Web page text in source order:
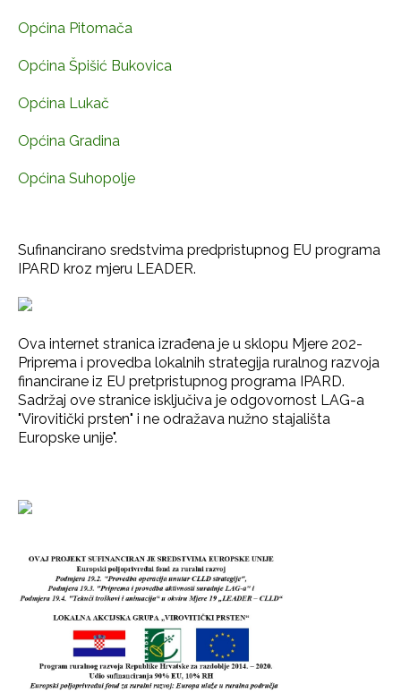
Općina Pitomača
Općina Špišić Bukovica
Općina Lukač
Općina Gradina
Općina Suhopolje
Sufinancirano sredstvima predpristupnog EU programa
IPARD kroz mjeru LEADER.
Ova internet stranica izrađena je u sklopu Mjere 202-
Priprema i provedba lokalnih strategija ruralnog razvoja
financirane iz EU pretpristupnog programa IPARD.
Sadržaj ove stranice isključiva je odgovornost LAG-a
"Virovitički prsten" i ne odražava nužno stajališta
Europske unije".